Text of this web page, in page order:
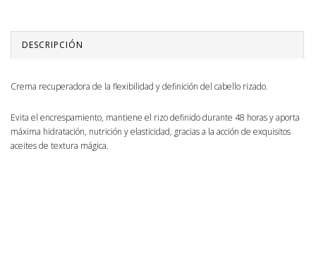
DESCRIPCIÓN
Crema recuperadora de la flexibilidad y definición del cabello rizado.
Evita el encrespamiento, mantiene el rizo definido durante 48 horas y aporta
máxima hidratación, nutrición y elasticidad, gracias a la acción de exquisitos
aceites de textura mágica.